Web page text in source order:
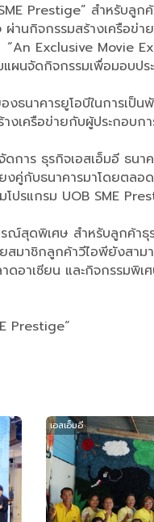
SME Prestige” สำหรับ
ผ่านกิจกรรมสร้างเครือ
“An Exclusive Movie
แผนจัดกิจกรรมเพื่อมอบ
ธนาคารยูโอบีในการเป็
างเครือข่ายกับผู้ประกอบ
าร ธุรกิจเอสเอ็มอี ธนา
ยงคู่กับธนาคารมาโดยต
โปรแกรม UOB SME
ณ์สุดพิเศษ สำหรับลูกค้าธุ
มาชิกลูกค้าวีไอพียังสา
ดอาเซียน และกิจกรรมพิ
Prestige“
เอสเอ็มอี